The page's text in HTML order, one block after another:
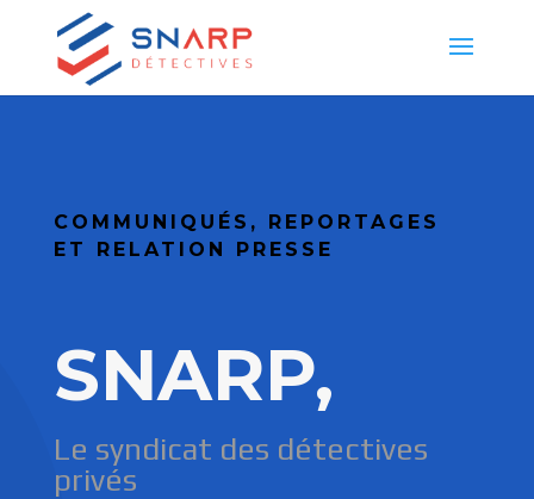
COMMUNIQUÉS, REPORTAGES
ET RELATION PRESSE
SNARP,
Le syndicat des détectives
privés